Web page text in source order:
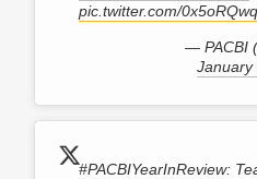
pic.twitter.com/
— PACBI
January
#PACBIYearInReview: